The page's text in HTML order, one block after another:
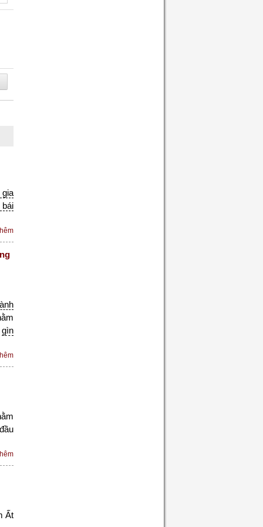
bái
gìn
Ất